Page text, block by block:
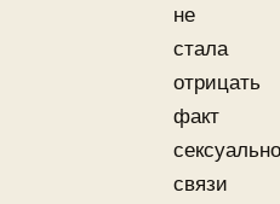
не
стала
отрицать
факт
связи